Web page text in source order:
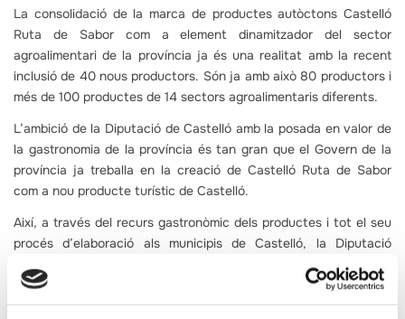
La consolidació de la marca de productes autòctons Castelló
Ruta de Sabor com a element dinamitzador del sector
agroalimentari de la província ja és una realitat amb la recent
inclusió de 40 nous productors. Són ja amb això 80 productors i
més de 100 productes de 14 sectors agroalimentaris diferents.
L’ambició de la Diputació de Castelló amb la posada en valor de
la gastronomia de la província és tan gran que el Govern de la
província ja treballa en la creació de Castelló Ruta de Sabor
com a nou producte turístic de Castelló.
Així, a través del recurs gastronòmic dels productes i tot el seu
procés d’elaboració als municipis de Castelló, la Diputació
treballarà de la mà de municipis i productors per tal de valoritzar
aquests productes, tot el patrimoni natural i cultural vinculat als
mateixos i aconseguir atraure visitants als pobles no només a